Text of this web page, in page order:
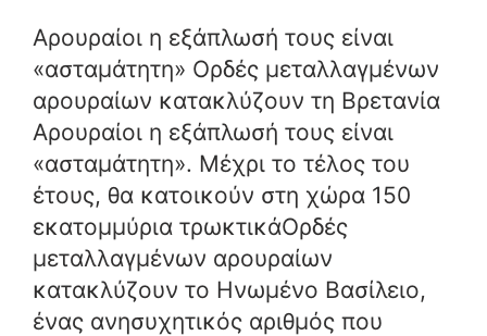
Αρουραίοι η εξάπλωσή τους είναι
«ασταμάτητη» Ορδές μεταλλαγμένων
αρουραίων κατακλύζουν τη Βρετανία
Αρουραίοι η εξάπλωσή τους είναι
«ασταμάτητη». Μέχρι το τέλος του
έτους, θα κατοικούν στη χώρα 150
εκατομμύρια τρωκτικάΟρδές
μεταλλαγμένων αρουραίων
κατακλύζουν το Ηνωμένο Βασίλειο,
ένας ανησυχητικός αριθμός που